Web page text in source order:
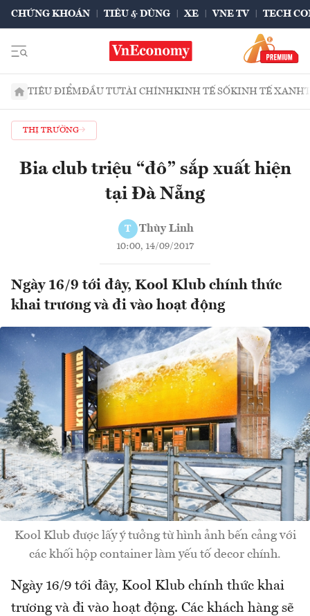
CHỨNG KHOÁN TIÊU & DÙNG XE VNE TV TECH
TIÊU ĐIỂMĐẦU TƯTÀI CHÍNHKINH TẾ SỐKINH TẾ XANH
THỊ TRƯỜNG
Bia club triệu “đô” sắp xuất hiện
tại Đà Nẵng
T Thùy Linh
10:00, 14/09/2017
Ngày 16/9 tới đây, Kool Klub chính thức
khai trương và đi vào hoạt động
Kool Klub được lấy ý tưởng từ hình ảnh bến cảng với
các khối hộp container làm yếu tố decor chính.
Ngày 16/9 tới đây, Kool Klub chính thức khai
trương và đi vào hoạt động. Các khách hàng sẽ